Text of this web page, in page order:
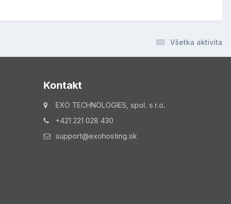
Všetka aktivita
Kontakt
EXO TECHNOLOGIES, spol. s r.o.
+421 221 028 430
support@exohosting.sk